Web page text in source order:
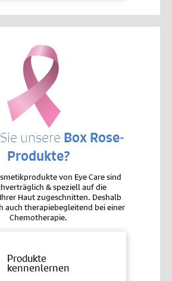
unsere Box Rose-
Produkte?
von Eye Care sind
& speziell auf die
Haut zugeschnitten. Deshalb
auch therapiebegleitend bei einer
Chemotherapie.
Produkte
kennenlernen